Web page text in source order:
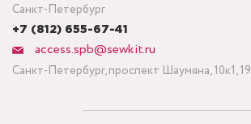
Санкт-Петербург
+7 (812) 655-67-41
access.spb@sewkit.ru
Санкт-Петербург, проспект Шаумяна, 10к1,